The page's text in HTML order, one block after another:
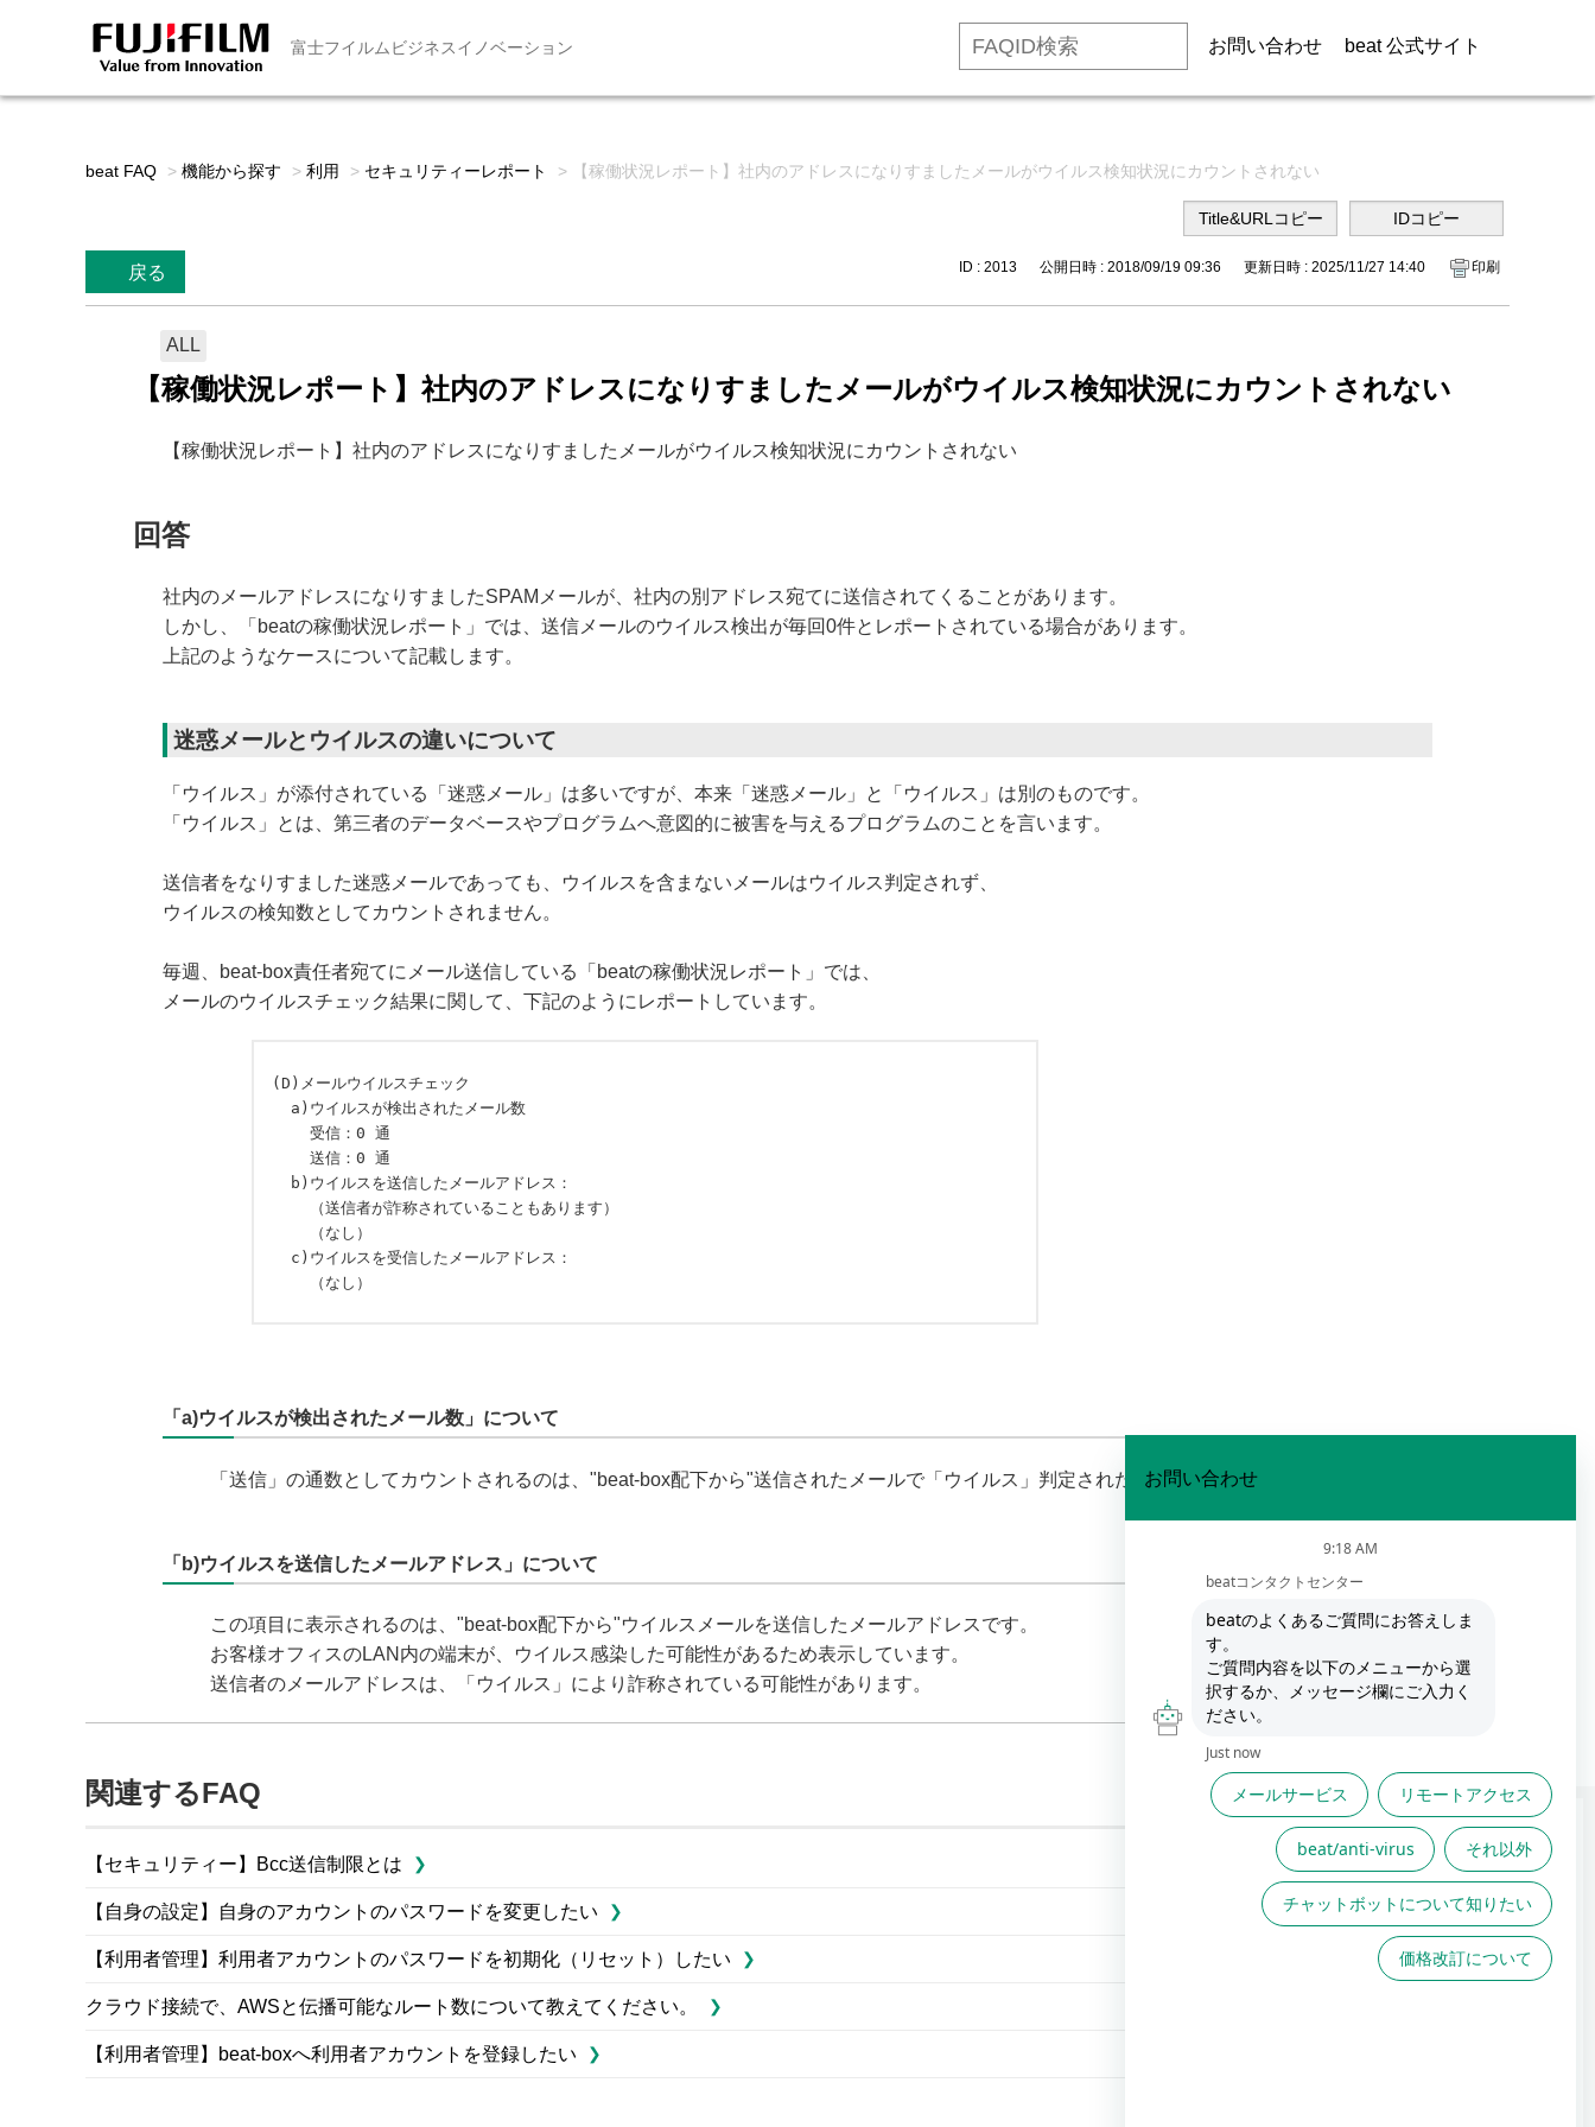
富士フイルムビジネスイノベーション お問い合わせ beat 公式サイト
beat FAQ > 機能から探す > 利用 > セキュリティーレポート > 【稼働状況レポート】社内のアドレスになりすましたメールがウイルス検知状況にカウントされない
戻る ID : 2013 公開日時 : 2018/09/19 09:36 更新日時 : 2025/11/27 14:40 印刷
ALL
【稼働状況レポート】社内のアドレスになりすましたメールがウイルス検知状況にカウントされない
【稼働状況レポート】社内のアドレスになりすましたメールがウイルス検知状況にカウントされない
回答
社内のメールアドレスになりすましたSPAMメールが、社内の別アドレス宛てに送信されてくることがあります。
しかし、「beatの稼働状況レポート」では、送信メールのウイルス検出が毎回0件とレポートされている場合があります。
上記のようなケースについて記載します。
迷惑メールとウイルスの違いについて
「ウイルス」が添付されている「迷惑メール」は多いですが、本来「迷惑メール」と「ウイルス」は別のものです。
「ウイルス」とは、第三者のデータベースやプログラムへ意図的に被害を与えるプログラムのことを言います。
送信者をなりすました迷惑メールであっても、ウイルスを含まないメールはウイルス判定されず、
ウイルスの検知数としてカウントされません。
毎週、beat-box責任者宛てにメール送信している「beatの稼働状況レポート」では、
メールのウイルスチェック結果に関して、下記のようにレポートしています。
(D)メールウイルスチェック
「a)ウイルスが検出されたメール数」について
「送信」の通数としてカウントされるのは、"beat-box配下から"送信されたメールで「ウイルス」判定されたものです。
「b)ウイルスを送信したメールアドレス」について
この項目に表示されるのは、"beat-box配下から"ウイルスメールを送信したメールアドレスです。
お客様オフィスのLAN内の端末が、ウイルス感染した可能性があるため表示しています。
送信者のメールアドレスは、「ウイルス」により詐称されている可能性があります。
関連するFAQ
【セキュリティー】Bcc送信制限とは
【自身の設定】自身のアカウントのパスワードを変更したい
【利用者管理】利用者アカウントのパスワードを初期化（リセット）したい
クラウド接続で、AWSと伝播可能なルート数について教えてください。
【利用者管理】beat-boxへ利用者アカウントを登録したい
FAQは役に立ちましたか？